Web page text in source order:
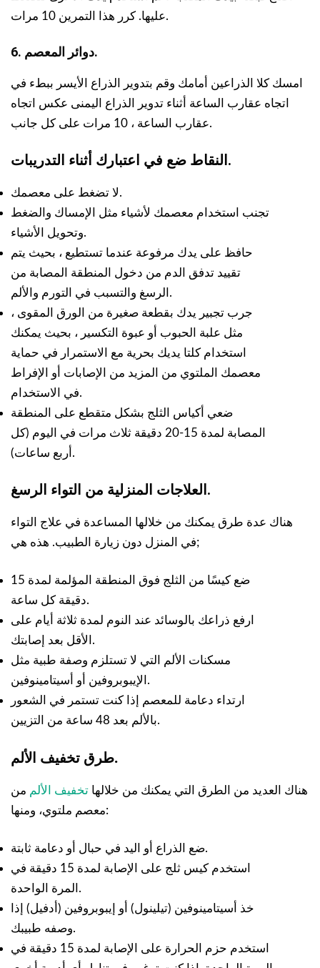
عليها. كرر هذا التمرين 10 مرات.
6. دوائر المعصم.
امسك كلا الذراعين أمامك وقم بتدوير الذراع الأيسر ببطء في
اتجاه عقارب الساعة أثناء تدوير الذراع اليمنى عكس اتجاه
عقارب الساعة ، 10 مرات على كل جانب.
النقاط ضع في اعتبارك أثناء التدريبات.
لا تضغط على معصمك.
تجنب استخدام معصمك لأشياء مثل الإمساك والضغط
وتحويل الأشياء.
حافظ على يدك مرفوعة عندما تستطيع ، بحيث يتم
تقييد تدفق الدم من دخول المنطقة المصابة من
الرسغ والتسبب في التورم والألم.
جرب تجبير يدك بقطعة صغيرة من الورق المقوى ،
مثل علبة الحبوب أو عبوة التكسير ، بحيث يمكنك
استخدام كلتا يديك بحرية مع الاستمرار في حماية
معصمك الملتوي من المزيد من الإصابات أو الإفراط
في الاستخدام.
ضعي أكياس الثلج بشكل متقطع على المنطقة
المصابة لمدة 15-20 دقيقة ثلاث مرات في اليوم (كل
أربع ساعات).
العلاجات المنزلية من التواء الرسغ.
هناك عدة طرق يمكنك من خلالها المساعدة في علاج التواء
في المنزل دون زيارة الطبيب. هذه هي;
ضع كيسًا من الثلج فوق المنطقة المؤلمة لمدة 15
دقيقة كل ساعة.
ارفع ذراعك بالوسائد عند النوم لمدة ثلاثة أيام على
الأقل بعد إصابتك.
مسكنات الألم التي لا تستلزم وصفة طبية مثل
الإيبوبروفين أو أسيتامينوفين.
ارتداء دعامة للمعصم إذا كنت تستمر في الشعور
بالألم بعد 48 ساعة من التزيين.
طرق تخفيف الألم.
هناك العديد من الطرق التي يمكنك من خلالها تخفيف الألم من
معصم ملتوي، ومنها:
ضع الذراع أو اليد في حبال أو دعامة ثابتة.
استخدم كيس ثلج على الإصابة لمدة 15 دقيقة في
المرة الواحدة.
خذ أسيتامينوفين (تيلينول) أو إيبوبروفين (أدفيل) إذا
وصفه طبيبك.
استخدم حزم الحرارة على الإصابة لمدة 15 دقيقة في